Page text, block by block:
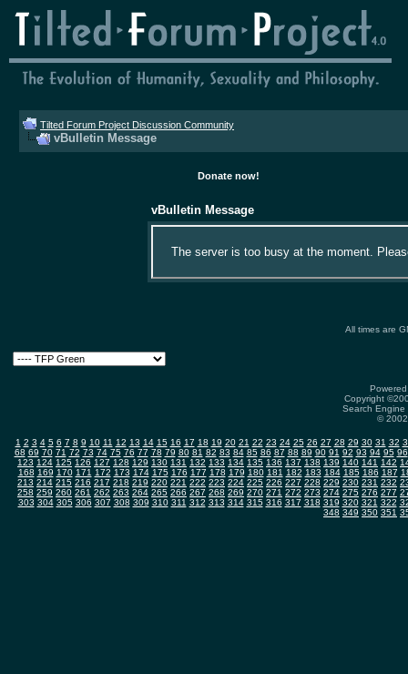
Tilted Forum Project Discussion Community
vBulletin Message
Donate now!
vBulletin Message
The server is too busy at the moment.
All times are
Copyright
Search
©
1 2 3 4 5 6 7 8 9 10 11 12 13 14 15 16 17 18 19 20 21 22 23 24 25 26 27 28 29 30 31 32
68 69 70 71 72 73 74 75 76 77 78 79 80 81 82 83 84 85 86 87 88 89 90 91 92 93 94 95 96
123 124 125 126 127 128 129 130 131 132 133 134 135 136 137 138 139 140 141 142
168 169 170 171 172 173 174 175 176 177 178 179 180 181 182 183 184 185 186 187
213 214 215 216 217 218 219 220 221 222 223 224 225 226 227 228 229 230 231 232
258 259 260 261 262 263 264 265 266 267 268 269 270 271 272 273 274 275 276 277
303 304 305 306 307 308 309 310 311 312 313 314 315 316 317 318 319 320 321 322
348 349 350 351